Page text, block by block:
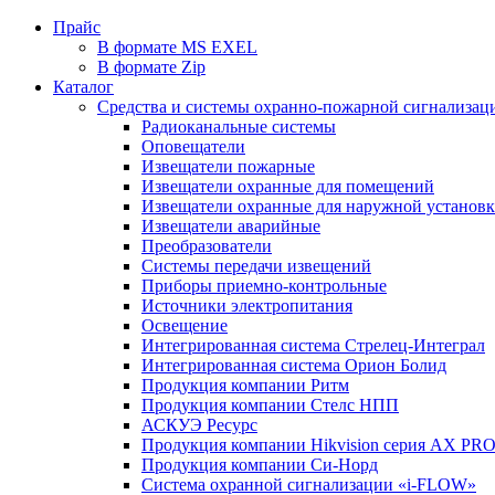
Прайс
В формате MS EXEL
В формате Zip
Каталог
Средства и системы охранно-пожарной
Радиоканальные системы
Оповещатели
Извещатели пожарные
Извещатели охранные для помещений
Извещатели охранные для наружной
Извещатели аварийные
Преобразователи
Системы передачи извещений
Приборы приемно-контрольные
Источники электропитания
Освещение
Интегрированная система Стрелец-Интеграл
Интегрированная система Орион Болид
Продукция компании Ритм
Продукция компании Стелс НПП
АСКУЭ Ресурс
Продукция компании Hikvision серия AX PRO
Продукция компании Си-Норд
Система охранной сигнализации «i-FLOW»